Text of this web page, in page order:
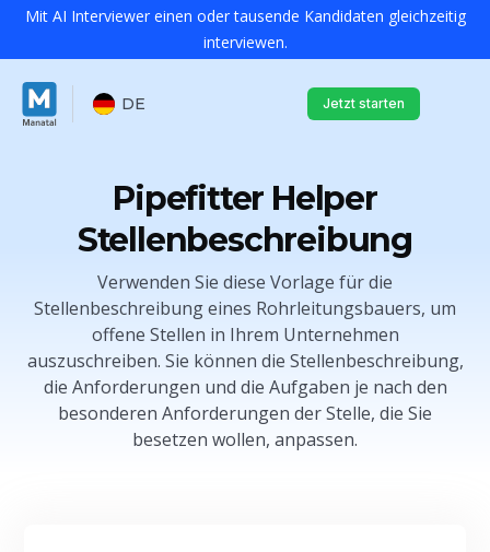
Mit AI Interviewer einen oder tausende Kandidaten gleichzeitig
interviewen.
DE Jetzt starten
Pipefitter Helper
Stellenbeschreibung
Verwenden Sie diese Vorlage für die
Stellenbeschreibung eines Rohrleitungsbauers, um
offene Stellen in Ihrem Unternehmen
auszuschreiben. Sie können die Stellenbeschreibung,
die Anforderungen und die Aufgaben je nach den
besonderen Anforderungen der Stelle, die Sie
besetzen wollen, anpassen.